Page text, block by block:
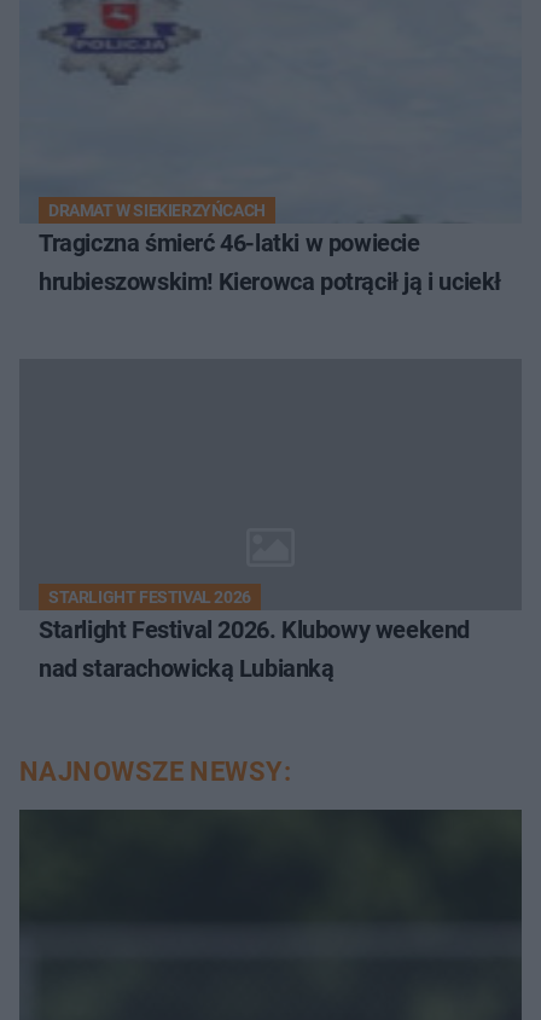
DRAMAT W SIEKIERZYŃCACH
Tragiczna śmierć 46-latki w powiecie
hrubieszowskim! Kierowca potrącił ją i uciekł
STARLIGHT FESTIVAL 2026
Starlight Festival 2026. Klubowy weekend
nad starachowicką Lubianką
NAJNOWSZE NEWSY: